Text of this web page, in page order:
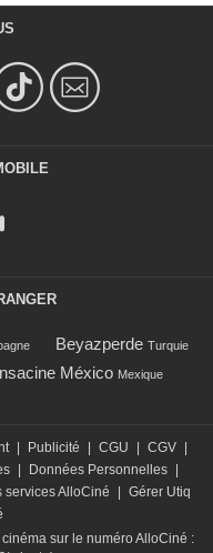
Beyazperde Turquie
México Mexique
Publicité CGU CGV
Données Personnelles
services AlloCiné
Gérer Utiq
sur le numéro AlloCiné :